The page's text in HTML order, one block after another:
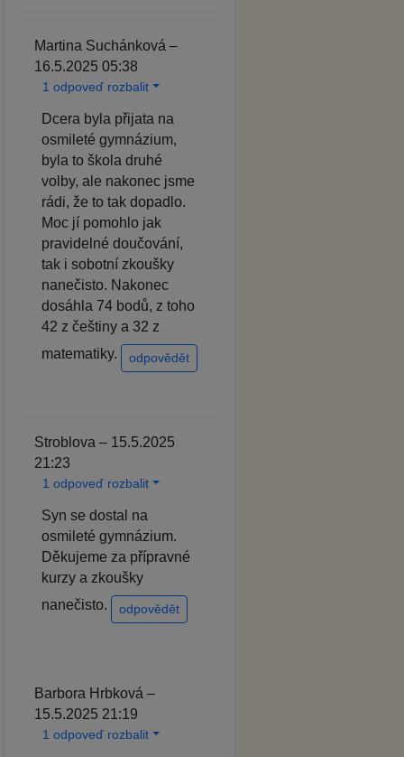
Martina Suchánková –
16.5.2025 05:38
1 odpoveď rozbalit
Dcera byla přijata na
osmileté gymnázium,
byla to škola druhé
volby, ale nakonec jsme
rádi, že to tak dopadlo.
Moc jí pomohlo jak
pravidelné doučování,
tak i sobotní zkoušky
nanečisto. Nakonec
dosáhla 74 bodů, z toho
42 z češtiny a 32 z
matematiky.
odpovědět
Stroblova – 15.5.2025
21:23
1 odpoveď rozbalit
Syn se dostal na
osmileté gymnázium.
Děkujeme za přípravné
kurzy a zkoušky
nanečisto.
odpovědět
Barbora Hrbková –
15.5.2025 21:19
1 odpoveď rozbalit